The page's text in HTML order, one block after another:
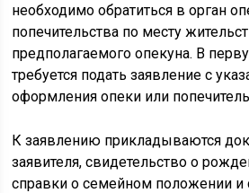
необходимо обратиться в орган
попечительства по месту
предполагаемого опекуна. В
требуется подать заявление с
оформления опеки или
К заявлению прикладываются
заявителя, свидетельство о
справки о семейном положении и